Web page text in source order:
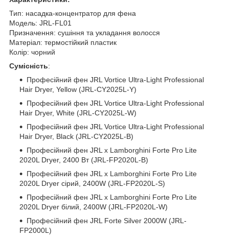
Тип: насадка-концентратор для фена
Модель: JRL-FL01
Призначення: сушіння та укладання волосся
Матеріал: термостійкий пластик
Колір: чорний
Сумісність:
Професійний фен JRL Vortice Ultra-Light Professional
Hair Dryer, Yellow (JRL-CY2025L-Y)
Професійний фен JRL Vortice Ultra-Light Professional
Hair Dryer, White (JRL-CY2025L-W)
Професійний фен JRL Vortice Ultra-Light Professional
Hair Dryer, Black (JRL-CY2025L-B)
Професійний фен JRL x Lamborghini Forte Pro Lite
2020L Dryer, 2400 Вт (JRL-FP2020L-B)
Професійний фен JRL x Lamborghini Forte Pro Lite
2020L Dryer сірий, 2400W (JRL-FP2020L-S)
Професійний фен JRL x Lamborghini Forte Pro Lite
2020L Dryer білий, 2400W (JRL-FP2020L-W)
Професійний фен JRL Forte Silver 2000W (JRL-
FP2000L)